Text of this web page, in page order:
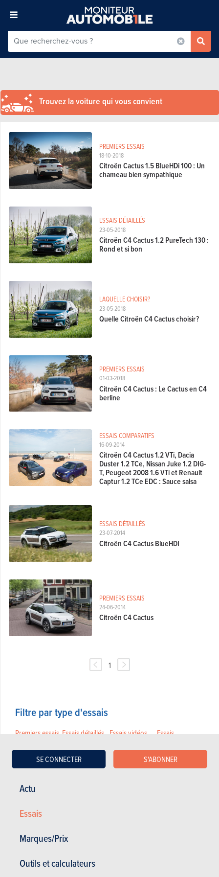
Actu
Essais
Marques/Prix
Outils et calculateurs
SE CONNECTER S'ABONNER
Trouvez la voiture qui vous convient
18-10-2018
PREMIERS ESSAIS
Citroën Cactus 1.5 BlueHDi 100 : Un
chameau bien sympathique
23-05-2018
ESSAIS DÉTAILLÉS
Citroën C4 Cactus 1.2 PureTech 130 :
Rond et si bon
23-05-2018
LAQUELLE CHOISIR?
Quelle Citroën C4 Cactus choisir ?
01-03-2018
PREMIERS ESSAIS
Citroën C4 Cactus : Le Cactus en C4
berline
16-09-2014
ESSAIS COMPARATIFS
Citroën C4 Cactus 1.2 VTi, Dacia
Duster 1.2 TCe, Nissan Juke 1.2 DIG-
T, Peugeot 2008 1.6 VTi et Renault
Captur 1.2 TCe EDC : Sauce salsa
23-07-2014
ESSAIS DÉTAILLÉS
Citroën C4 Cactus BlueHDI
24-06-2014
PREMIERS ESSAIS
Citroën C4 Cactus
1
Filtre par type d'essais
Premiers essais Essais détaillés Essais vidéos Essais
Laquelle
choisir?
Essais moto Essais courts Essais blog
Filtre par catégorie
Berlines
Citadines
Coupés